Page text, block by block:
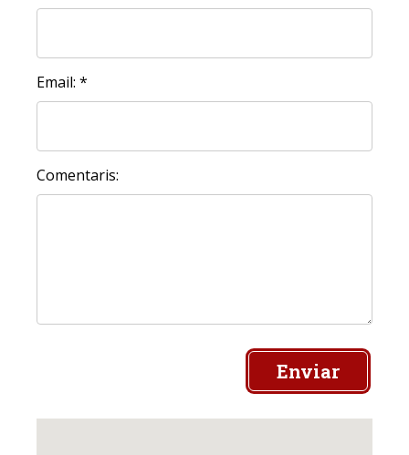
Email: *
Comentaris:
Enviar